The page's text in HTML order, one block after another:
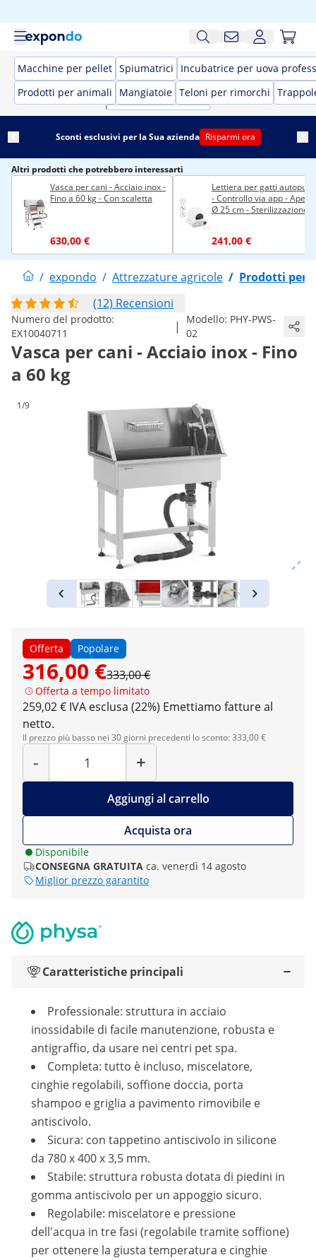
Macchine per pellet Spiumatrici
Incubatrice per uova
Prodotti per animali
Mangiatoie Teloni per rimorchi
Sconti esclusivi per la Sua azienda Risparmi ora
Altri prodotti che potrebbero interessarti
Vasca per cani - Acciaio inox -
Fino a 60 kg - Con scaletta
630,00 €
Lettiera per gatti
- Controllo via app -
Ø 25 cm - Sterilizzazione
241,00 €
/ expondo / Attrezzature agricole / Prodotti per
(12) Recensioni
Numero del prodotto:
EX10040711
| Modello: PHY-PWS-
02
Vasca per cani - Acciaio inox - Fino
a 60 kg
1/9
Offerta Popolare
316,00 €333,00 €
Offerta a tempo limitato
259,02 € IVA esclusa (22%) Emettiamo fatture al
netto.
Il prezzo più basso nei 30 giorni precedenti lo sconto: 333,00 €
-
Quantità
+
Aggiungi al carrello
Acquista ora
Disponibile
CONSEGNA GRATUITA ca. venerdì 14 agosto
Miglior prezzo garantito
Caratteristiche principali
Professionale: struttura in acciaio
inossidabile di facile manutenzione, robusta e
antigraffio, da usare nei centri pet spa.
Completa: tutto è incluso, miscelatore,
cinghie regolabili, soffione doccia, porta
shampoo e griglia a pavimento rimovibile e
antiscivolo.
Sicura: con tappetino antiscivolo in silicone
da 780 x 400 x 3,5 mm.
Stabile: struttura robusta dotata di piedini in
gomma antiscivolo per un appoggio sicuro.
Regolabile: miscelatore e pressione
dell'acqua in tre fasi (regolabile tramite soffione)
per ottenere la giusta temperatura e cinghie